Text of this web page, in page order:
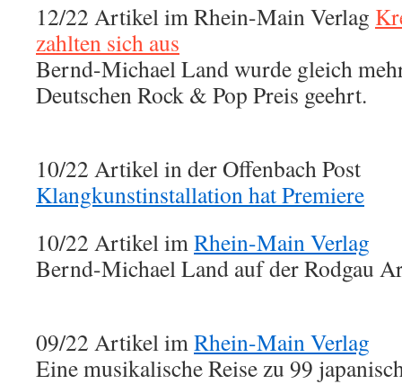
12/22 Artikel im Rhein-Main Verlag
zahlten sich aus
Bernd-Michael Land wurde gleich
Deutschen Rock & Pop Preis geehrt.
10/22 Artikel in der Offenbach Post
Klangkunstinstallation hat Premiere
10/22 Artikel imRhein-Main Verlag
Bernd-Michael Land auf der Rodgau
09/22 Artikel imRhein-Main Verlag
Eine musikalische Reise zu 99